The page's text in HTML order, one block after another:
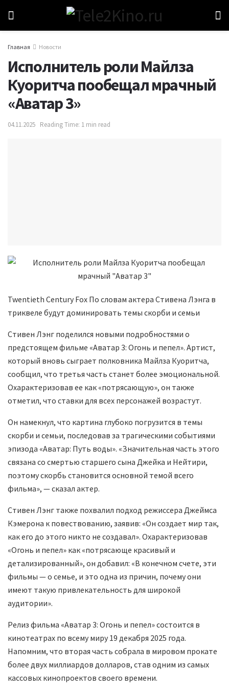
Главная Новости
Исполнитель роли Майлза
Куоритча пообещал мрачный
«Аватар 3»
04.11.2025 Reading Time: 1 min read
Twentieth Century Fox По словам актера Стивена Лэнга в
триквеле будут доминировать темы скорби и семьи
Стивен Лэнг поделился новыми подробностями о
предстоящем фильме «Аватар 3: Огонь и пепел». Артист,
который вновь сыграет полковника Майлза Куоритча,
сообщил, что третья часть станет более эмоциональной.
Охарактеризовав ее как «потрясающую», он также
отметил, что ставки для всех персонажей возрастут.
Он намекнул, что картина глубоко погрузится в темы
скорби и семьи, последовав за трагическими событиями
эпизода «Аватар: Путь воды». «Значительная часть этого
связана со смертью старшего сына Джейка и Нейтири,
поэтому скорбь становится основной темой всего
фильма», — сказал актер.
Стивен Лэнг также похвалил подход режиссера Джеймса
Кэмерона к повествованию, заявив: «Он создает мир так,
как его до этого никто не создавал». Охарактеризовав
«Огонь и пепел» как «потрясающе красивый и
детализированный», он добавил: «В конечном счете, эти
фильмы — о семье, и это одна из причин, почему они
имеют такую привлекательность для широкой
аудитории».
Релиз фильма «Аватар 3: Огонь и пепел» состоится в
кинотеатрах по всему миру 19 декабря 2025 года.
Напомним, что вторая часть собрала в мировом прокате
более двух миллиардов долларов, став одним из самых
кассовых кинопроектов своего времени.